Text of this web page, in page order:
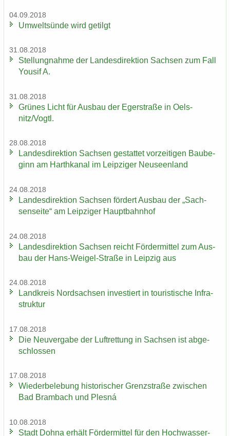
04.09.2018
Um­welt­sün­de wird ge­tilgt
31.08.2018
Stel­lung­nah­me der Lan­des­di­rek­ti­on Sach­sen zum Fall
You­sif A.
31.08.2018
Grü­nes Licht für Aus­bau der Eger­stra­ße in Oels­
nitz/Vogtl.
28.08.2018
Lan­des­di­rek­ti­on Sach­sen ge­stat­tet vor­zei­ti­gen Bau­be­
ginn am Harth­ka­nal im Leip­zi­ger Neu­seen­land
24.08.2018
Lan­des­di­rek­ti­on Sach­sen för­dert Aus­bau der „Sach­
sen­sei­te“ am Leip­zi­ger Haupt­bahn­hof
24.08.2018
Lan­des­di­rek­ti­on Sach­sen reicht För­der­mit­tel zum Aus­
bau der Hans-​Weigel-Straße in Leip­zig aus
24.08.2018
Land­kreis Nord­sach­sen in­ves­tiert in tou­ris­ti­sche In­fra­
struk­tur
17.08.2018
Die Neu­ver­ga­be der Luft­ret­tung in Sach­sen ist ab­ge­
schlos­sen
17.08.2018
Wie­der­be­le­bung his­to­ri­scher Grenz­stra­ße zwi­schen
Bad Brambach und Plesná
10.08.2018
Stadt Dohna er­hält För­der­mit­tel für den Hoch­was­ser­